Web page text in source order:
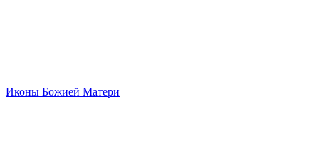
Иконы Божией Матери